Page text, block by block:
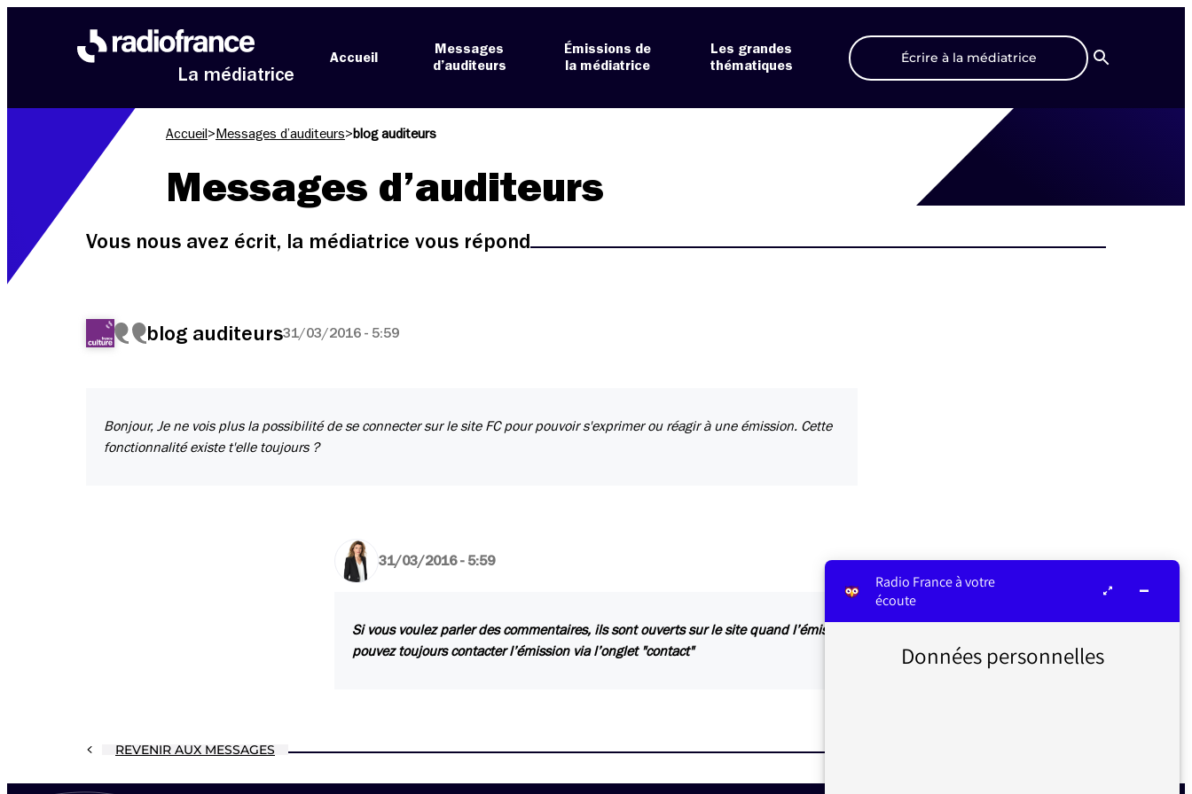
La médiatrice
Accueil
Messages
d’auditeurs
Émissions de
la médiatrice
Les grandes
thématiques
Écrire à la médiatrice
Recherche
Accueil > Messages d’auditeurs>blog auditeurs
Messages d’auditeurs
Vous nous avez écrit, la médiatrice vous répond
blog auditeurs31/03/2016 - 5:59
Bonjour, Je ne vois plus la possibilité de se connecter sur le site FC pour pouvoir s'exprimer ou réagir à une émission. Cette
fonctionnalité existe t'elle toujours ?
31/03/2016 - 5:59
Si vous voulez parler des commentaires, ils sont ouverts sur le site quand l’émission en a fait la demande, sinon vous
pouvez toujours contacter l’émission via l’onglet "contact"
REVENIR AUX MESSAGES
Radio France à votre
écoute
Données personnelles